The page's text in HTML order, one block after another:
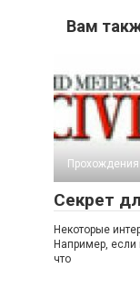
Вам
Прохождения
Секрет
Некоторые
Например, если
что